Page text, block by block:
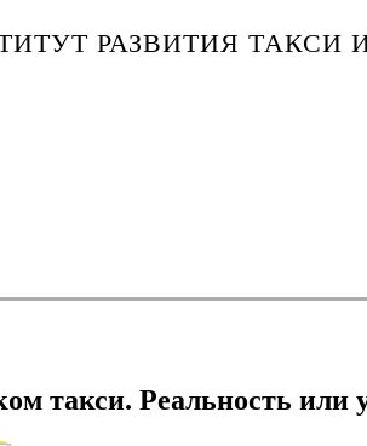
РАЗВИТИЯ ТАКСИ
такси. Реальность или